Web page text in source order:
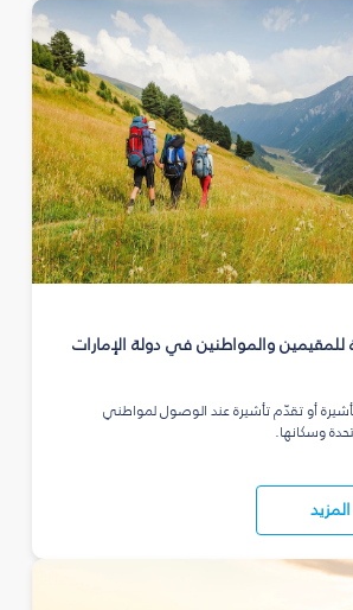
للمقيمين والمواطنين في دولة الإمارات
أو تقدّم تأشيرة عند الوصول لمواطني
وسكانها.